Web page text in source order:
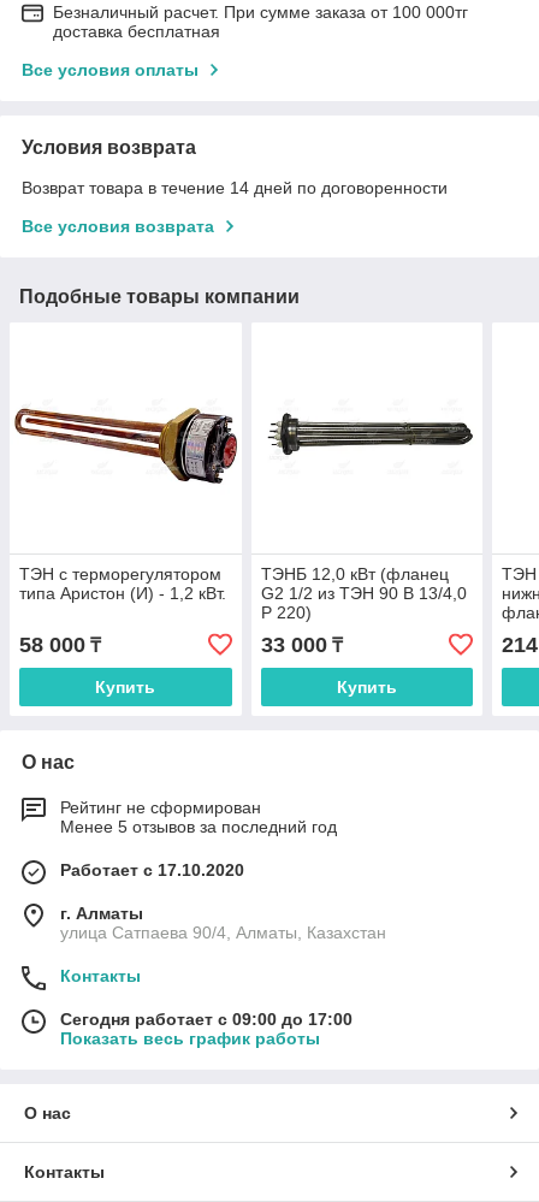
Безналичный расчет. При сумме заказа от 100 000тг
доставка бесплатная
Все условия оплаты
Условия возврата
Возврат товара в течение 14 дней по договоренности
Все условия возврата
Подобные товары компании
ТЭН с терморегулятором
типа Аристон (И) - 1,2 кВт.
58 000 ₸
Купить
ТЭНБ 12,0 кВт (фланец
G2 1/2 из ТЭН 90 В 13/4,0
Р 220)
33 000₸
Купить
ТЭН
О нас
Рейтинг не сформирован
Менее 5 отзывов за последний год
Работает с 17.10.2020
г. Алматы
улица Сатпаева 90/4, Алматы, Казахстан
Контакты
Сегодня работает с 09:00 до 17:00
Показать весь график работы
О нас
Контакты